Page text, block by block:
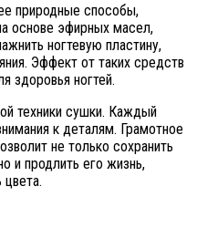
природные способы,
основе эфирных масел,
ногтевую пластину,
Эффект от таких средств
здоровья ногтей.
техники сушки. Каждый
к деталям. Грамотное
не только сохранить
и продлить его жизнь,